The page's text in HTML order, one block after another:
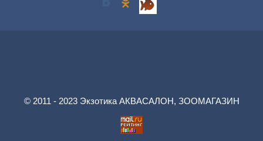
© 2011 - 2023 Экзотика АКВАСАЛОН, ЗООМАГАЗИН